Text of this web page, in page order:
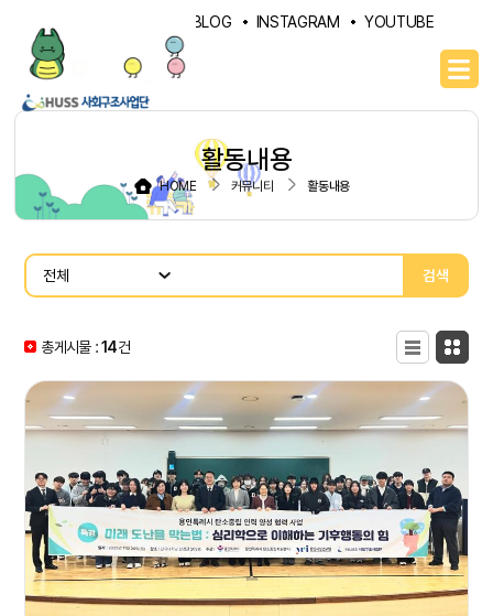
NAVER BLOG INSTAGRAM YOUTUBE
활동내용
HOME 커뮤니티 활동내용
검색
총게시물 :14건
목록형